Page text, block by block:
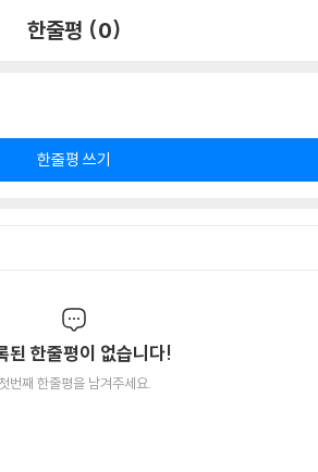
한줄평 (0)
한줄평 쓰기
된 한줄평이 없습니다!
첫번째 한줄평을 남겨주세요.